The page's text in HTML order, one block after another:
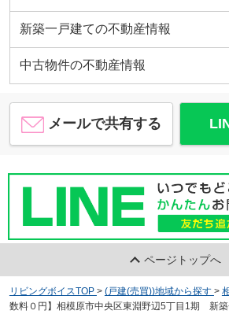
新築一戸建ての不動産情報
中古物件の不動産情報
メールで共有する
ページトップへ
リビングボイスTOP > (戸建(売買))地域から探す >
数料０円】相模原市中央区東淵野辺5丁目1期 新